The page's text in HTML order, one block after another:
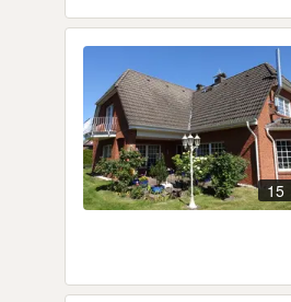
15